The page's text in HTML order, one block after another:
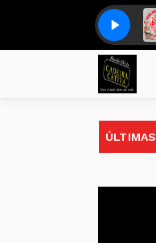
- DALMIR LEDUR - com
Chiquito e Bordoneio -
Petrobras tem lucro